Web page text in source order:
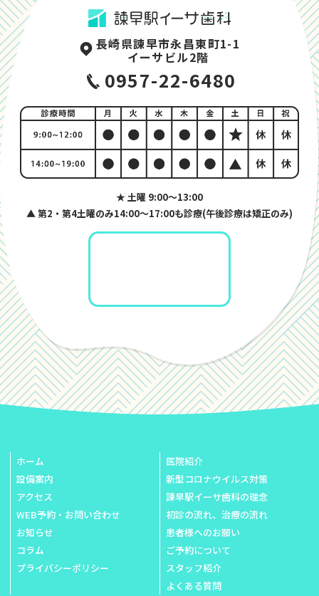
長崎県諫早市永昌東町1-1
イーサビル2階
0957-22-6480
★ 土曜 9:00〜13:00
▲ 第2・第4土曜のみ14:00〜17:00も診療(午後診療は矯正のみ)
ホーム
設備案内
アクセス
WEB予約・お問い合わせ
お知らせ
コラム
プライバシーポリシー
医院紹介
新型コロナウイルス対策
諫早駅イーサ歯科の理念
初診の流れ、治療の流れ
患者様へのお願い
ご予約について
スタッフ紹介
よくある質問